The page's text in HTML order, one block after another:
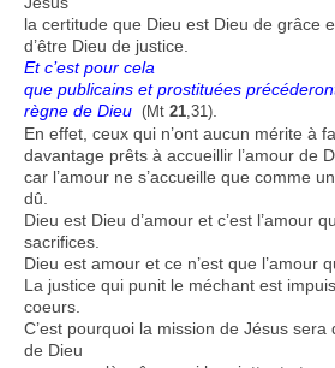
la certitude que Dieu est Dieu de grâce
d’être Dieu de justice.
Et c’est pour cela
que publicains et prostituées
règne de Dieu (Mt 21 ,31)
En effet, ceux qui n’ont aucun mérite à
davantage prêts à accueillir l’amour de
car l’amour ne s’accueille que comme
dû.
Dieu est Dieu d’amour et c’est l’amour
sacrifices.
Dieu est amour et ce n’est que l’amour
La justice qui punit le méchant est
coeurs.
C’est pourquoi la mission de Jésus
de Dieu